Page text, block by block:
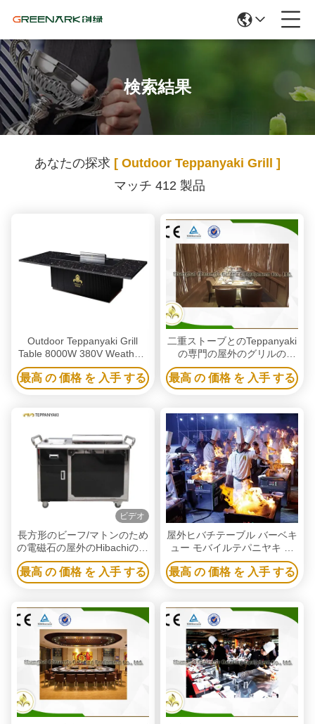
検索結果
あなたの探求 [ Outdoor Teppanyaki Grill ]
マッチ 412 製品
Outdoor Teppanyaki Grill
Table 8000W 380V Weather-
Resistant
最高 の 価格 を 入手 する
二重ストーブとのTeppanyaki
の専門の屋外のグリルの
Cooktopの高性能
最高 の 価格 を 入手 する
ビデオ
長方形のビーフ/マトンのため
の電磁石の屋外のHibachiのグ
リルのテーブル
最高 の 価格 を 入手 する
屋外ヒバチテーブル バーベキ
ュー モバイルテパニヤキ グ
ラブルテーブル
最高 の 価格 を 入手 する